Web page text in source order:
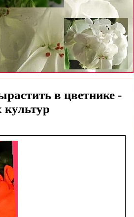
в цветнике -
культур